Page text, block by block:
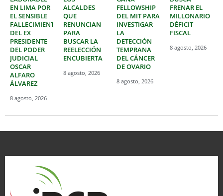
EN LIMA POR
EL SENSIBLE
FALLECIMIENTO
DEL EX
PRESIDENTE
DEL PODER
JUDICIAL
OSCAR
ALFARO
ÁLVAREZ
8 agosto, 2026
ALCALDES
QUE
RENUNCIAN
PARA
BUSCAR LA
REELECCIÓN
ENCUBIERTA
8 agosto, 2026
FELLOWSHIP
DEL MIT PARA
INVESTIGAR
LA
DETECCIÓN
TEMPRANA
DEL CÁNCER
DE OVARIO
8 agosto, 2026
FRENAR EL
MILLONARIO
DÉFICIT
FISCAL
8 agosto, 2026